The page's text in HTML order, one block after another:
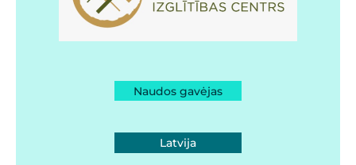
Naudos gavėjas
Latvija